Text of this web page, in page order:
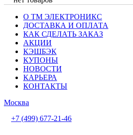
О ТМ ЭЛЕКТРОНИКС
ДОСТАВКА И ОПЛАТА
КАК СДЕЛАТЬ ЗАКАЗ
АКЦИИ
КЭШБЭК
КУПОНЫ
НОВОСТИ
КАРЬЕРА
КОНТАКТЫ
Москва
+7 (499) 677-21-46